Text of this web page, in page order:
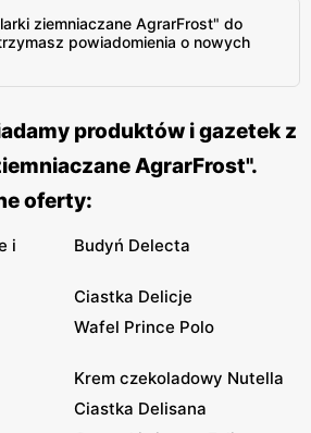
ziemniaczane AgrarFrost" do
powiadomienia o nowych
produktów i gazetek z
AgrarFrost".
oferty:
i
Budyń Delecta
Ciastka Delicje
Wafel Prince Polo
Krem czekoladowy Nutella
Ciastka Delisana